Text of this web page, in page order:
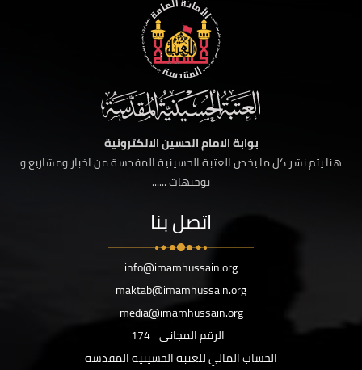
بوابة الامام الحسين الالكترونية
هنا يتم نشر كل ما يخص العتبة الحسينية المقدسة من اخبار ومشاريع و
توجيهات ......
اتصل بنا
info@imamhussain.org
maktab@imamhussain.org
media@imamhussain.org
الرقم المجاني 174
الحساب المالي للعتبة الحسينية المقدسة